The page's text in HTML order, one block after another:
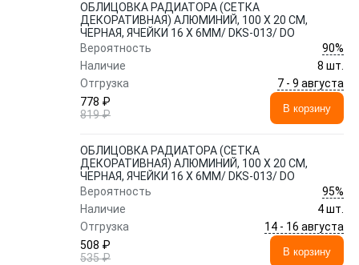
ОБЛИЦОВКА РАДИАТОРА (СЕТКА
ДЕКОРАТИВНАЯ) АЛЮМИНИЙ, 100 Х 20 СМ,
ЧЕРНАЯ, ЯЧЕЙКИ 16 Х 6ММ/ DKS-013/ DO
Вероятность
90%
Наличие
8 шт.
Отгрузка
7 - 9 августа
778 ₽
819 ₽
В корзину
ОБЛИЦОВКА РАДИАТОРА (СЕТКА
ДЕКОРАТИВНАЯ) АЛЮМИНИЙ, 100 Х 20 СМ,
ЧЕРНАЯ, ЯЧЕЙКИ 16 Х 6ММ/ DKS-013/ DO
Вероятность
95%
Наличие
4 шт.
Отгрузка
14 - 16 августа
508 ₽
535 ₽
В корзину